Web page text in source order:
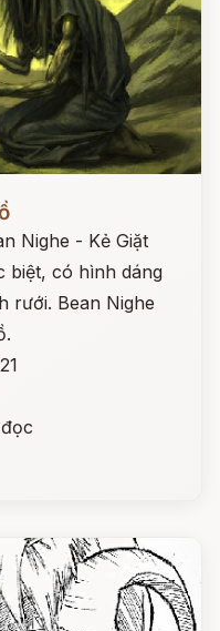
Nighe - Kẻ Giặt
biệt, có hình dáng
rưới. Bean Nighe